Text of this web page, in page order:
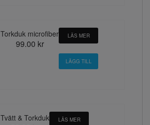
Torkduk microfiber
99.00 kr
LÄS MER
Tvätt & Torkduk LÄS MER